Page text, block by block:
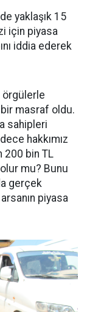
yaklaşık 15
için piyasa
iddia ederek
örgülerle
bir masraf oldu.
sahipleri
hakkımız
200 bin TL
mu? Bunu
gerçek
piyasa